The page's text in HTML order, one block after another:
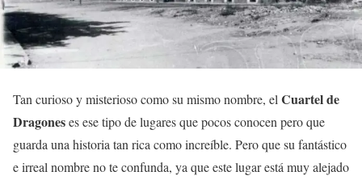
Tan curioso y misterioso como su mismo nombre, elCuartel de
Dragoneses ese tipo de lugares que pocos conocen pero que
guarda una historia tan rica como increíble. Pero que su fantástico
e irreal nombre no te confunda, ya que este lugar está muy alejado